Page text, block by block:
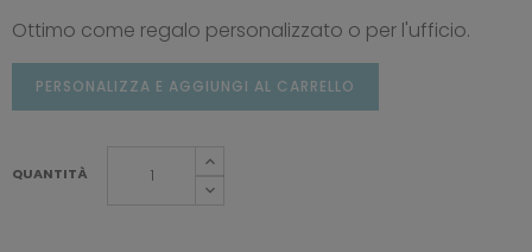
Ottimo come regalo personalizzato o per l'ufficio.
PERSONALIZZA E AGGIUNGI AL CARRELLO
QUANTITÀ